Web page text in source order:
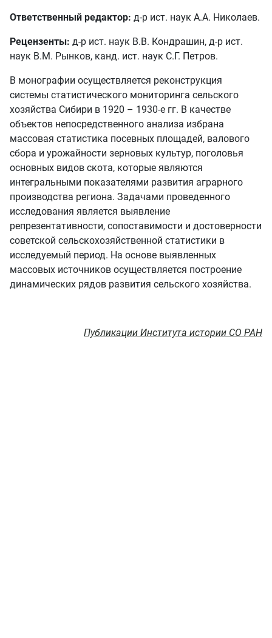
Ответственный редактор: д-р ист. наук А.А. Николаев.
Рецензенты: д-р ист. наук В.В. Кондрашин, д-р ист.
наук В.М. Рынков, канд. ист. наук С.Г. Петров.
В монографии осуществляется реконструкция
системы статистического мониторинга сельского
хозяйства Сибири в 1920 – 1930-е гг. В качестве
объектов непосредственного анализа избрана
массовая статистика посевных площадей, валового
сбора и урожайности зерновых культур, поголовья
основных видов скота, которые являются
интегральными показателями развития аграрного
производства региона. Задачами проведенного
исследования является выявление
репрезентативности, сопоставимости и достоверности
советской сельскохозяйственной статистики в
исследуемый период. На основе выявленных
массовых источников осуществляется построение
динамических рядов развития сельского хозяйства.
Публикации Института истории СО РАН